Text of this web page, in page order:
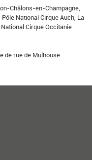
Châlons-en-Champagne,
National Cirque Auch, La
Cirque Occitanie
de rue de Mulhouse